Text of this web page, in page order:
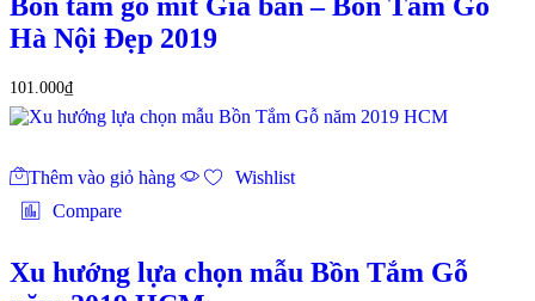
Hà Nội Đẹp 2019
101.000₫
Thêm vào giỏ hàng
Wishlist
Compare
Xu hướng lựa chọn mẫu Bồn Tắm Gỗ